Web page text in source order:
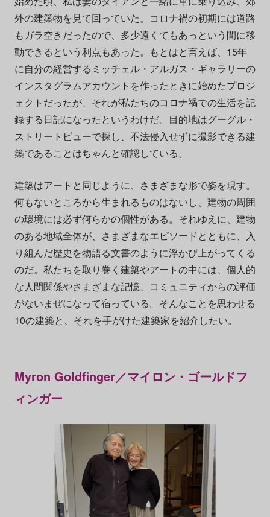
外の建築物を見て回っていた。コロナ禍の初期には道路
もガラ空きだったので、多少遠くてもあっという間に移
動できるという利点もあった。もとはと言えば、15年
に自分の経営するミッチェル・アルガス・ギャラリーの
インスタグラムアカウントを作ったときに始めたプロジ
ェクトだったが、それが私たちのコロナ禍での生活を記
録する日記になったというわけだ。目的地はグーグル・
ストリートビューで探し、不法侵入せずに撮影できる建
築であることはちゃんと確認している。
建築はアートと同じように、さまざまな形で姿を現す。
何もないところから生まれるものはないし、建物の周囲
の環境には必ず何らかの個性がある。それゆえに、建物
のある地域全体が、さまざまなエピソードとともに、入
り組んだ歴史を物語る文書のように浮かび上がってくる
のだ。私たちを取り巻く建築やアートの中には、個人的
な人間関係やさまざまな記憶、コミュニティからの評価
がないまぜになって宿っている。そんなことを思わせる
10の建築と、それを手がけた建築家を紹介したい。
Myron Goldfinger／マイロン・ゴールドフ
ィンガー